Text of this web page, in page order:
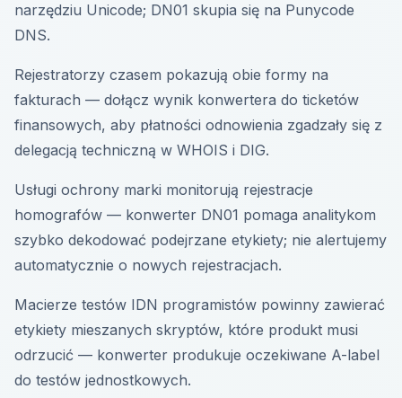
narzędziu Unicode; DN01 skupia się na Punycode
DNS.
Rejestratorzy czasem pokazują obie formy na
fakturach — dołącz wynik konwertera do ticketów
finansowych, aby płatności odnowienia zgadzały się z
delegacją techniczną w WHOIS i DIG.
Usługi ochrony marki monitorują rejestracje
homografów — konwerter DN01 pomaga analitykom
szybko dekodować podejrzane etykiety; nie alertujemy
automatycznie o nowych rejestracjach.
Macierze testów IDN programistów powinny zawierać
etykiety mieszanych skryptów, które produkt musi
odrzucić — konwerter produkuje oczekiwane A-label
do testów jednostkowych.